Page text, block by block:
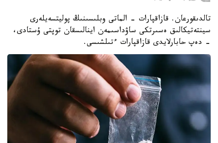
تالدىقورعان. قازاقپارات - الماتى وبلىسىنىڭ پوليتسەيلەرى
سينتەتيكالىق ەسىرتكى ساۋداسىمەن اينالىسقان توپتى ۇستادى،
- دەپ حابارلايدى قازاقپارات ءتىلشىسى.